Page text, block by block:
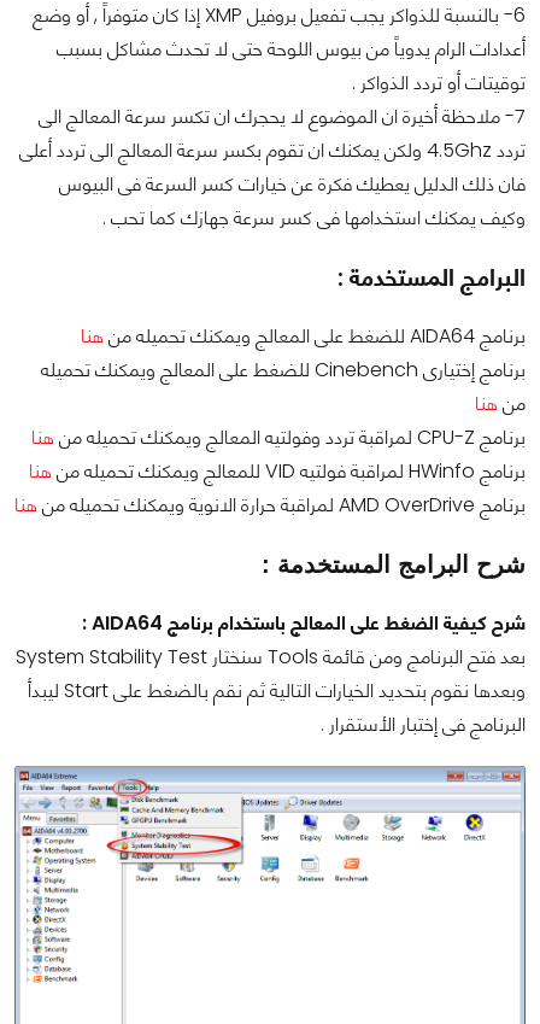
6- بالنسبة للذواكر يجب تفعيل بروفيل XMP إذا كان متوفراً , أو وضع
أعدادات الرام يدوياً من بيوس اللوحة حتى لا تحدث مشاكل بسبب
توقيتات أو تردد الذواكر .
7- ملاحظة أخيرة ان الموضوع لا يحجرك ان تكسر سرعة المعالج الى
تردد 4.5Ghz ولكن يمكنك ان تقوم بكسر سرعة المعالج الى تردد أعلى
فان ذلك الدليل يعطيك فكرة عن خيارات كسر السرعة فى البيوس
وكيف يمكنك استخدامها فى كسر سرعة جهازك كما تحب .
البرامج المستخدمة :
برنامج AIDA64 للضغط على المعالج ويمكنك تحميله من
هنا
برنامج إختيارى Cinebench للضغط على المعالج ويمكنك تحميله
منهنا
برنامج CPU-Z لمراقبة تردد وفولتيه المعالج ويمكنك تحميله من
هنا
برنامج HWinfo لمراقبة فولتيه VID للمعالج ويمكنك تحميله من
هنا
برنامج AMD OverDrive لمراقبة حرارة الانوية ويمكنك تحميله من
هنا
شرح البرامج المستخدمة :
شرح كيفية الضغط على المعالج باستخدام برنامج AIDA64 :
بعد فتح البرنامج ومن قائمة Tools سنختار System Stability Test
وبعدها نقوم بتحديد الخيارات التالية ثم نقم بالضغط على Start ليبدأ
البرنامج فى إختبار الأستقرار .